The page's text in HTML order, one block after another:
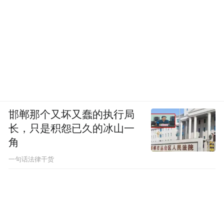
邯郸那个又坏又蠢的执行局
长，只是积怨已久的冰山一
角
一句话法律干货